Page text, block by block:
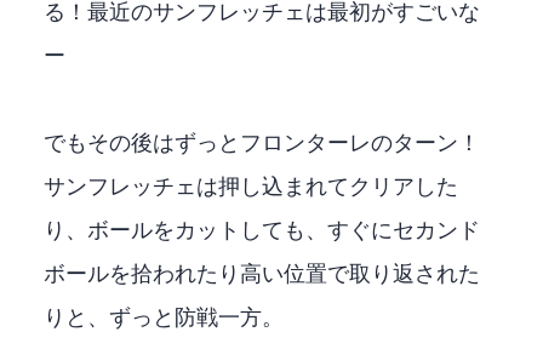
る！最近のサンフレッチェは最初がすごいな
ー
でもその後はずっとフロンターレのターン！
サンフレッチェは押し込まれてクリアした
り、ボールをカットしても、すぐにセカンド
ボールを拾われたり高い位置で取り返された
りと、ずっと防戦一方。